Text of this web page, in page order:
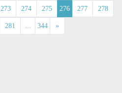
273 274 275 276 277 278
281 ... 344 »